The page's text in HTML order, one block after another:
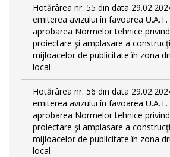
Hotărârea nr. 55 din data
emiterea avizului în favoarea
aprobarea Normelor tehnice
proiectare şi amplasare a
mijloacelor de publicitate în zona
local
Hotărârea nr. 56 din data
emiterea avizului în favoarea
aprobarea Normelor tehnice
proiectare şi amplasare a
mijloacelor de publicitate în zona
local